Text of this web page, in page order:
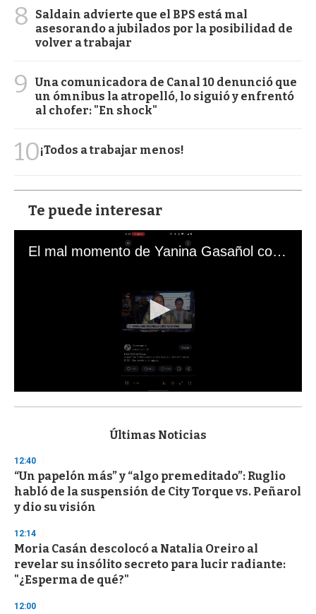
8
Saldain advierte que el BPS está mal
asesorando a jubilados por la posibilidad de
volver a trabajar
9
Una comunicadora de Canal 10 denunció que
un ómnibus la atropelló, lo siguió y enfrentó
al chofer: "En shock"
10¡Todos a trabajar menos!
Te puede interesar
El mal momento de Yanina Gasañol con un hincha argentino en "Subrayado"
s
d
s
o
f
3
s
e
c
o
n
Últimas Noticias
12:40
“Un papelón más” y “algo premeditado”: Ruglio
habló de la suspensión de City Torque vs. Peñarol
y dio su visión
12:14
Moria Casán descolocó a Natalia Oreiro al
revelar su insólito secreto para lucir radiante:
"¿Esperma de qué?"
12:00